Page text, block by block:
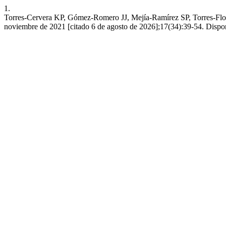
1.
Torres-Cervera KP, Gómez-Romero JJ, Mejía-Ramírez SP, Torres-
noviembre de 2021 [citado 6 de agosto de 2026];17(34):39-54.